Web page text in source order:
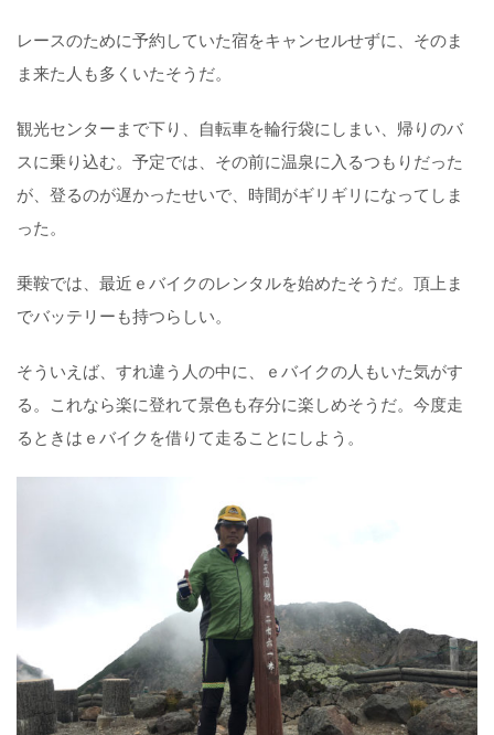
レースのために予約していた宿をキャンセルせずに、そのま
ま来た人も多くいたそうだ。
観光センターまで下り、自転車を輪行袋にしまい、帰りのバ
スに乗り込む。予定では、その前に温泉に入るつもりだった
が、登るのが遅かったせいで、時間がギリギリになってしま
った。
乗鞍では、最近ｅバイクのレンタルを始めたそうだ。頂上ま
でバッテリーも持つらしい。
そういえば、すれ違う人の中に、ｅバイクの人もいた気がす
る。これなら楽に登れて景色も存分に楽しめそうだ。今度走
るときはｅバイクを借りて走ることにしよう。